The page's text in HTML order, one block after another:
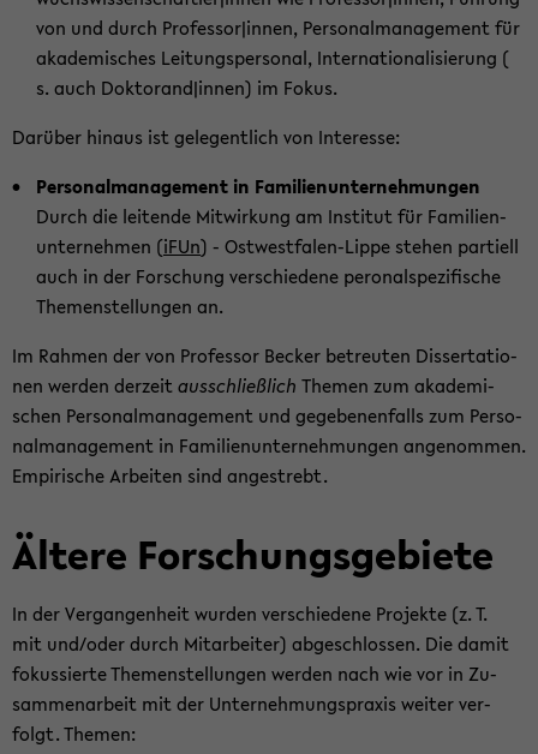
von und durch Pro­fes­sor|innen, Per­so­nal­ma­nage­ment für
aka­de­mi­sches Lei­tungs­per­so­nal, In­ter­na­tio­na­li­sie­rung (
s. auch Dok­to­rand|innen) im Fokus.
Dar­über hin­aus ist ge­le­gent­lich von In­ter­es­se:
Per­so­nal­ma­nage­ment in Fa­mi­li­en­un­ter­neh­mun­gen
Durch die lei­ten­de Mit­wir­kung am In­sti­tut für Fa­mi­li­en­
un­ter­neh­men (iFUn) - Ostwestfalen-​Lippe ste­hen par­ti­ell
auch in der For­schung ver­schie­de­ne pe­ro­nal­spe­zi­fi­sche
The­men­stel­lun­gen an.
Im Rah­men der von Pro­fes­sor Be­cker be­treu­ten Dis­ser­ta­tio­
nen wer­den der­zeitaus­schließ­lich The­men zum aka­de­mi­
schen Per­so­nal­ma­nage­ment und ge­ge­be­nen­falls zum Per­so­
nal­ma­nage­ment in Fa­mi­li­en­un­ter­neh­mun­gen an­ge­nom­men.
Em­pi­ri­sche Ar­bei­ten sind an­ge­strebt.
Äl­te­re For­schungs­ge­bie­te
In der Ver­gan­gen­heit wur­den ver­schie­de­ne Pro­jek­te (z. T.
mit und/oder durch Mit­ar­bei­ter) ab­ge­schlos­sen. Die damit
fo­kus­sier­te The­men­stel­lun­gen wer­den nach wie vor in Zu­
sam­men­ar­beit mit der Un­ter­neh­mungs­pra­xis wei­ter ver­
folgt. The­men: